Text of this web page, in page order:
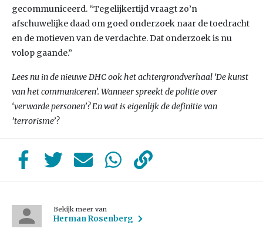
gecommuniceerd. “Tegelijkertijd vraagt zo’n
afschuwelijke daad om goed onderzoek naar de toedracht
en de motieven van de verdachte. Dat onderzoek is nu
volop gaande.”
Lees nu in de nieuwe DHC ook het achtergrondverhaal ‘De kunst
van het communiceren’. Wanneer spreekt de politie over
‘verwarde personen’? En wat is eigenlijk de definitie van
’terrorisme’?
Bekijk meer van
Herman Rosenberg